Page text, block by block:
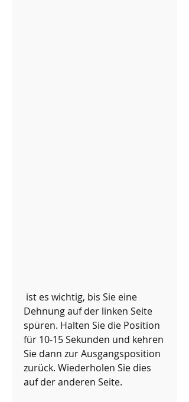
Dehnung auf der linken Seite
spüren. Halten Sie die Position
für 10-15 Sekunden und kehren
Sie dann zur Ausgangsposition
zurück. Wiederholen Sie dies
auf der anderen Seite.